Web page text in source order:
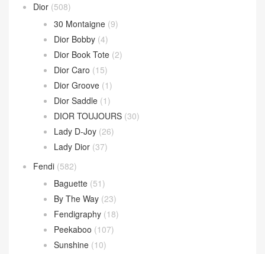
Dior (508)
30 Montaigne (9)
Dior Bobby (4)
Dior Book Tote (2)
Dior Caro (15)
Dior Groove (1)
Dior Saddle (1)
DIOR TOUJOURS (30)
Lady D-Joy (26)
Lady Dior (37)
Fendi (582)
Baguette (51)
By The Way (23)
Fendigraphy (18)
Peekaboo (107)
Sunshine (10)